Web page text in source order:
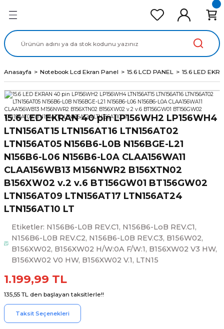
Ekran Panel
Data Kablo
Anasayfa Notebook Lcd Ekran Panel 15.6 LCD PANEL 15.6 LED
15.6 LED EKRAN 40 pin LP156WH2 LP156WH4
LTN156AT15 LTN156AT16 LTN156AT02
LTN156AT05 N156B6-L0B N156BGE-L21
N156B6-L06 N156B6-L0A CLAA156WA11
CLAA156WB13 M156NWR2 B156XTN02
B156XW02 v.2 v.6 BT156GW01 BT156GW02
LTN156AT09 LTN156AT17 LTN156AT24
LTN156AT10 LT
Etiketler: N156B6-L0B REV.C1, N156B6-LoB REV.C1,
N156B6-L0B REV.C2, N156B6-L0B REV.C3, B156W02,
B156XW02, B156XW02 H/W:0A F/W:1, B156XW02 V3 HW,
B156XW02 V0 HW, B156XW02 V.1, LTN15
1.199,99 TL
135,55 TL den başlayan taksitlerle!!
Taksit Seçenekleri